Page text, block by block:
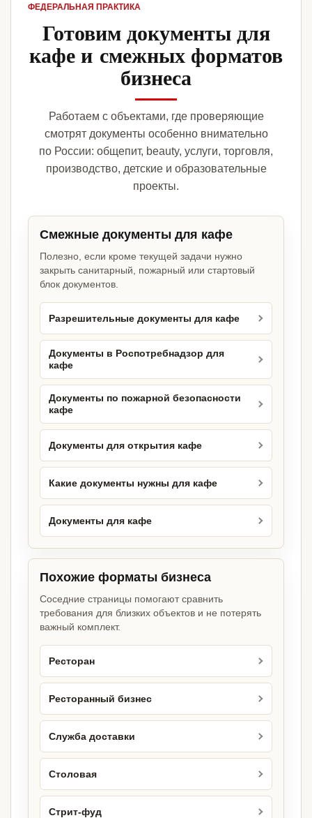
ФЕДЕРАЛЬНАЯ ПРАКТИКА
Готовим документы для
кафе и смежных форматов
бизнеса
Работаем с объектами, где проверяющие
смотрят документы особенно внимательно
по России: общепит, beauty, услуги, торговля,
производство, детские и образовательные
проекты.
Смежные документы для кафе
Полезно, если кроме текущей задачи нужно
закрыть санитарный, пожарный или стартовый
блок документов.
Разрешительные документы для кафе
Документы в Роспотребнадзор для
кафе
Документы по пожарной безопасности
кафе
Документы для открытия кафе
Какие документы нужны для кафе
Документы для кафе
Похожие форматы бизнеса
Соседние страницы помогают сравнить
требования для близких объектов и не потерять
важный комплект.
Ресторан
Ресторанный бизнес
Служба доставки
Столовая
Стрит-фуд